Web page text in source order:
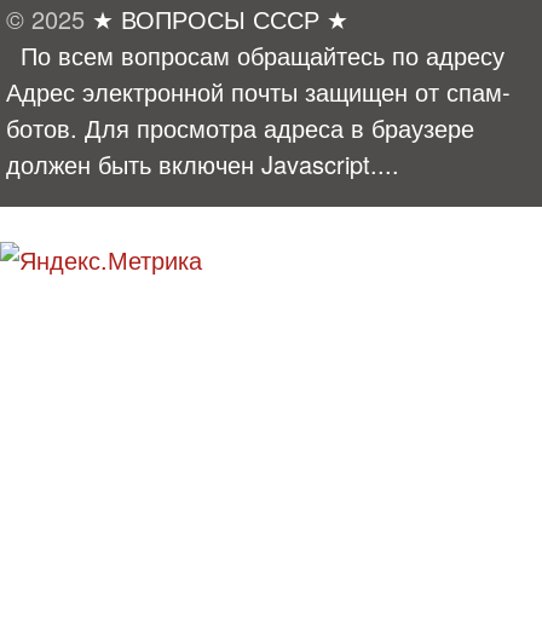
© 2025 ★ ВОПРОСЫ СССР ★
По всем вопросам обращайтесь по адресу
Адрес электронной почты защищен от спам-
ботов. Для просмотра адреса в браузере
должен быть включен Javascript....